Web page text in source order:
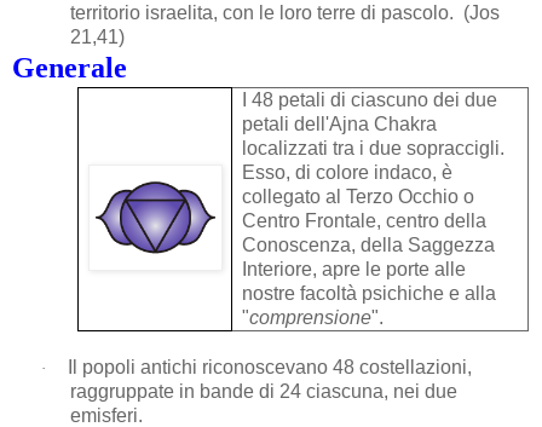
territorio israelita, con le loro terre di pascolo. (Jos
21,41)
Generale
I 48 petali di ciascuno dei due
petali dell'Ajna Chakra
localizzati tra i due sopraccigli.
Esso, di colore indaco, è
collegato al Terzo Occhio o
Centro Frontale, centro della
Conoscenza, della Saggezza
Interiore, apre le porte alle
nostre facoltà psichiche e alla
"comprensione".
·
Il popoli antichi riconoscevano 48 costellazioni,
raggruppate in bande di 24 ciascuna, nei due
emisferi.